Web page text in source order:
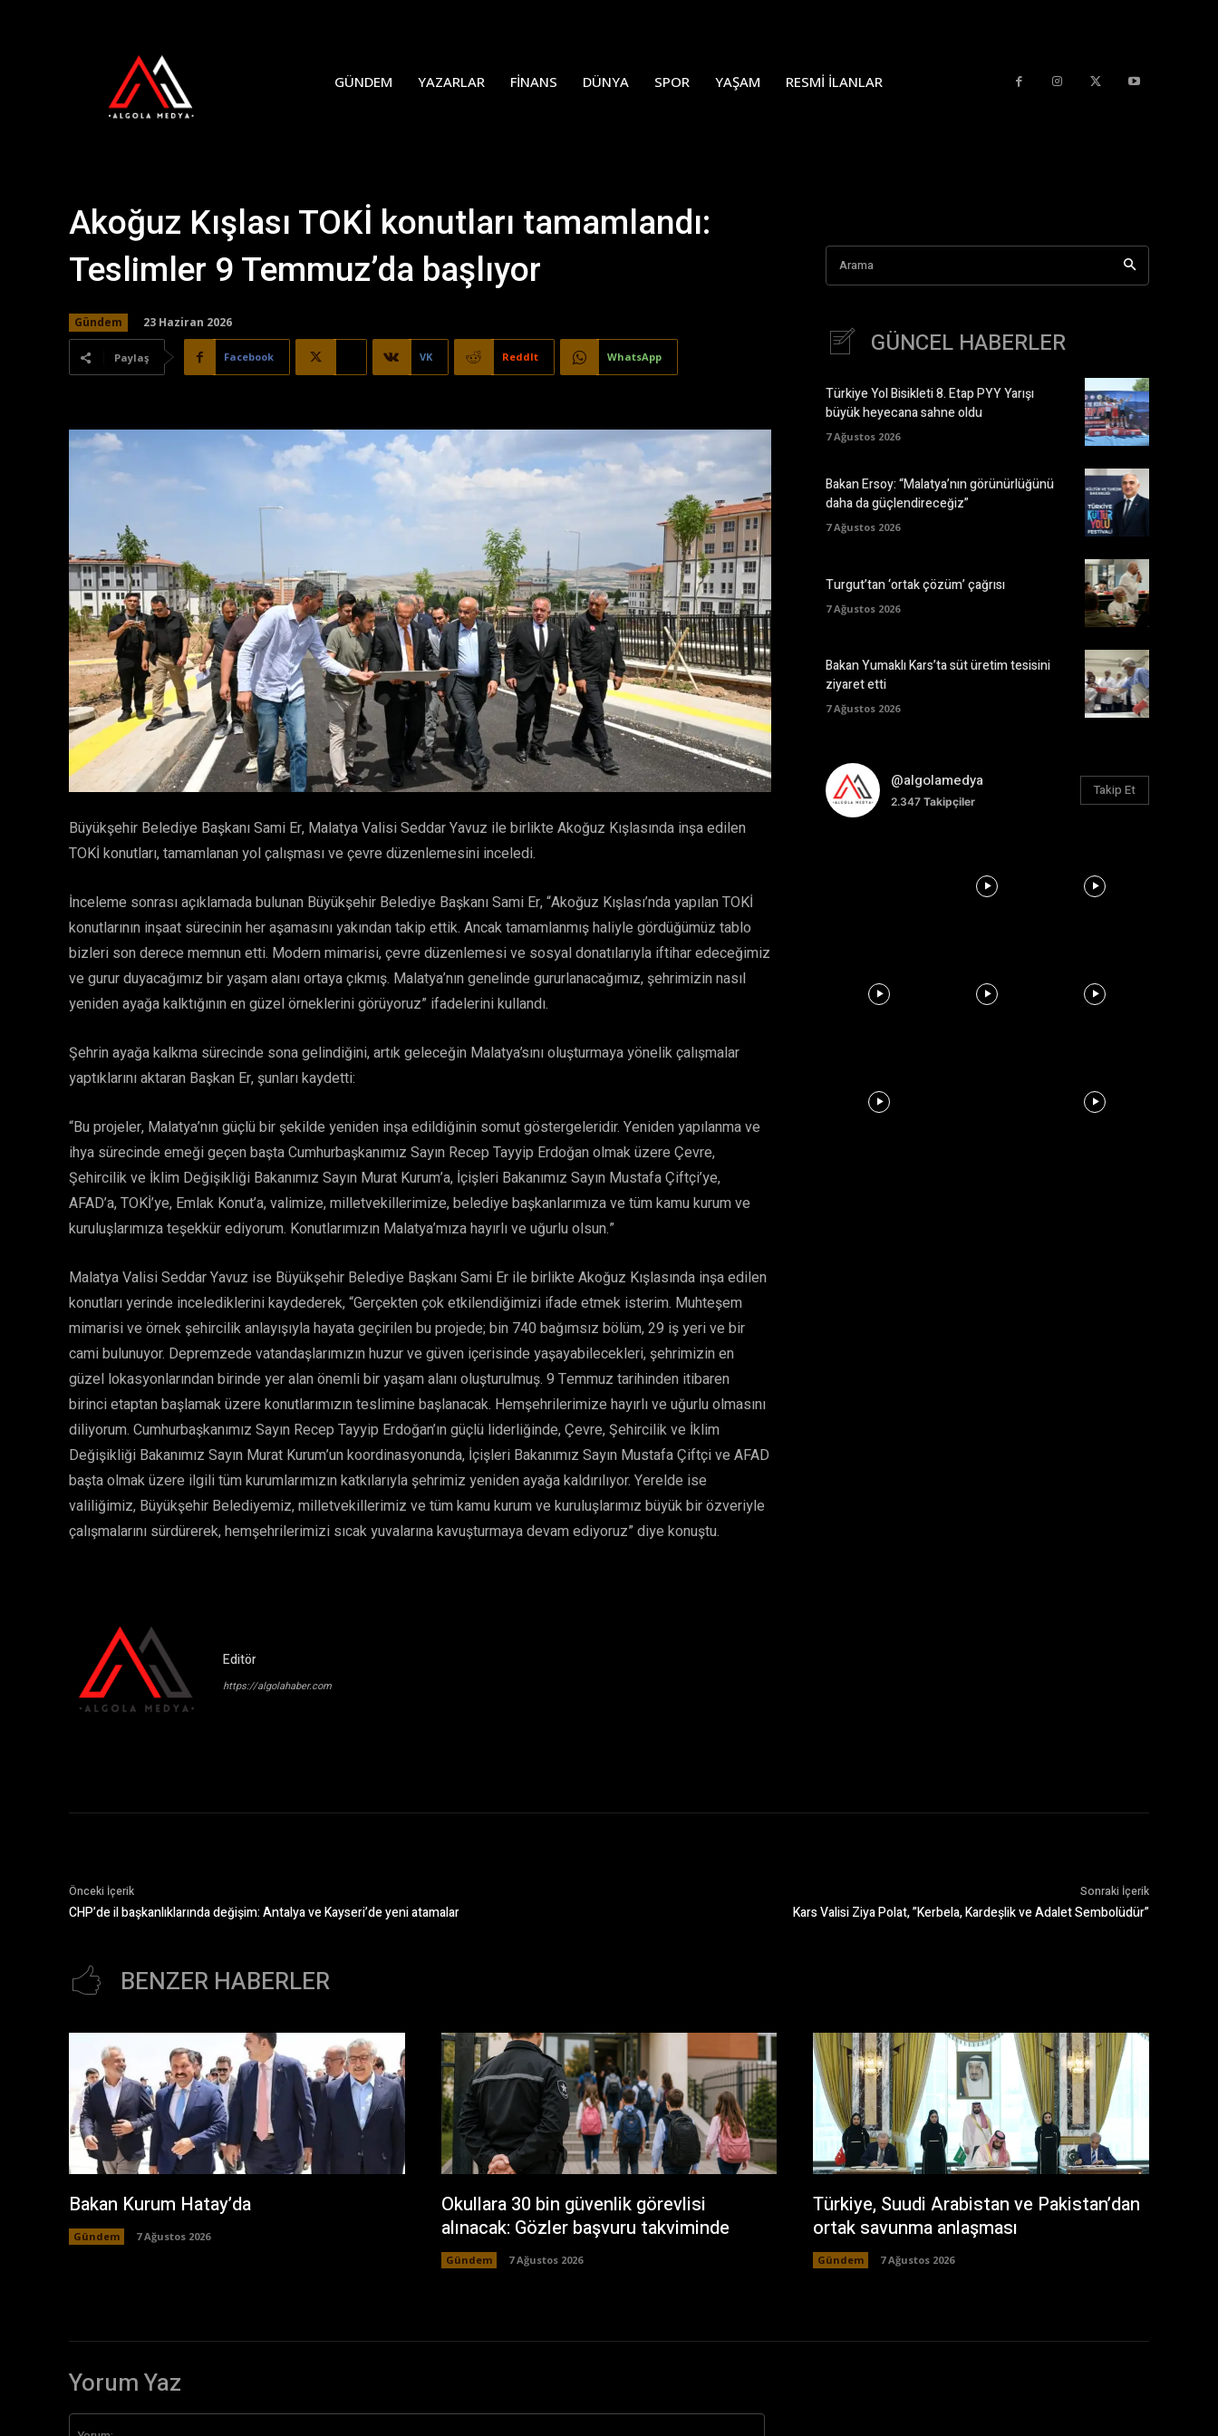
GÜNDEM YAZARLAR FINANS DÜNYA SPOR YAŞAM RESMI İLANLAR
Akoğuz Kışlası TOKİ konutları tamamlandı:
Teslimler 9 Temmuz’da başlıyor
Gündem 23 Haziran 2026
Paylaş Facebook VK ReddIt WhatsApp
Büyükşehir Belediye Başkanı Sami Er, Malatya Valisi Seddar Yavuz ile birlikte Akoğuz Kışlasında inşa edilen
TOKİ konutları, tamamlanan yol çalışması ve çevre düzenlemesini inceledi.
İnceleme sonrası açıklamada bulunan Büyükşehir Belediye Başkanı Sami Er, “Akoğuz Kışlası’nda yapılan TOKİ
konutlarının inşaat sürecinin her aşamasını yakından takip ettik. Ancak tamamlanmış haliyle gördüğümüz tablo
bizleri son derece memnun etti. Modern mimarisi, çevre düzenlemesi ve sosyal donatılarıyla iftihar edeceğimiz
ve gurur duyacağımız bir yaşam alanı ortaya çıkmış. Malatya’nın genelinde gururlanacağımız, şehrimizin nasıl
yeniden ayağa kalktığının en güzel örneklerini görüyoruz” ifadelerini kullandı.
Şehrin ayağa kalkma sürecinde sona gelindiğini, artık geleceğin Malatya’sını oluşturmaya yönelik çalışmalar
yaptıklarını aktaran Başkan Er, şunları kaydetti:
“Bu projeler, Malatya’nın güçlü bir şekilde yeniden inşa edildiğinin somut göstergeleridir. Yeniden yapılanma ve
ihya sürecinde emeği geçen başta Cumhurbaşkanımız Sayın Recep Tayyip Erdoğan olmak üzere Çevre,
Şehircilik ve İklim Değişikliği Bakanımız Sayın Murat Kurum’a, İçişleri Bakanımız Sayın Mustafa Çiftçi’ye,
AFAD’a, TOKİ’ye, Emlak Konut’a, valimize, milletvekillerimize, belediye başkanlarımıza ve tüm kamu kurum ve
kuruluşlarımıza teşekkür ediyorum. Konutlarımızın Malatya’mıza hayırlı ve uğurlu olsun.”
Malatya Valisi Seddar Yavuz ise Büyükşehir Belediye Başkanı Sami Er ile birlikte Akoğuz Kışlasında inşa edilen
konutları yerinde incelediklerini kaydederek, “Gerçekten çok etkilendiğimizi ifade etmek isterim. Muhteşem
mimarisi ve örnek şehircilik anlayışıyla hayata geçirilen bu projede; bin 740 bağımsız bölüm, 29 iş yeri ve bir
cami bulunuyor. Depremzede vatandaşlarımızın huzur ve güven içerisinde yaşayabilecekleri, şehrimizin en
güzel lokasyonlarından birinde yer alan önemli bir yaşam alanı oluşturulmuş. 9 Temmuz tarihinden itibaren
birinci etaptan başlamak üzere konutlarımızın teslimine başlanacak. Hemşehrilerimize hayırlı ve uğurlu olmasını
diliyorum. Cumhurbaşkanımız Sayın Recep Tayyip Erdoğan’ın güçlü liderliğinde, Çevre, Şehircilik ve İklim
Değişikliği Bakanımız Sayın Murat Kurum’un koordinasyonunda, İçişleri Bakanımız Sayın Mustafa Çiftçi ve AFAD
başta olmak üzere ilgili tüm kurumlarımızın katkılarıyla şehrimiz yeniden ayağa kaldırılıyor. Yerelde ise
valiliğimiz, Büyükşehir Belediyemiz, milletvekillerimiz ve tüm kamu kurum ve kuruluşlarımız büyük bir özveriyle
çalışmalarını sürdürerek, hemşehrilerimizi sıcak yuvalarına kavuşturmaya devam ediyoruz” diye konuştu.
Editör
https://algolahaber.com
Arama
GÜNCEL HABERLER
Türkiye Yol Bisikleti 8. Etap PYY Yarışı
büyük heyecana sahne oldu
7 Ağustos 2026
Bakan Ersoy: “Malatya’nın görünürlüğünü
daha da güçlendireceğiz”
7 Ağustos 2026
Turgut’tan ‘ortak çözüm’ çağrısı
7 Ağustos 2026
Bakan Yumaklı Kars’ta süt üretim tesisini
ziyaret etti
7 Ağustos 2026
@algolamedya
2.347Takipçiler
Takip Et
Önceki İçerik
CHP’de il başkanlıklarında değişim: Antalya ve Kayseri’de yeni atamalar
Sonraki İçerik
Kars Valisi Ziya Polat, ​”Kerbela, Kardeşlik ve Adalet Sembolüdür”
BENZER HABERLER
Bakan Kurum Hatay’da
Gündem 7 Ağustos 2026
Okullara 30 bin güvenlik görevlisi
alınacak: Gözler başvuru takviminde
Gündem 7 Ağustos 2026
Türkiye, Suudi Arabistan ve Pakistan’dan
ortak savunma anlaşması
Gündem 7 Ağustos 2026
Yorum Yaz